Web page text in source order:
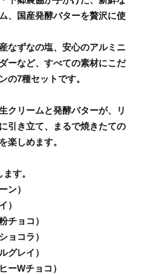
、国産発酵バターを贅沢に使
なずなの塩、安心のアルミニ
ーなど、すべての素材にこだ
の7種セットです。
クリームと発酵バターが、リ
引き立て、まるで焼きたての
楽しめます。
す。
ン）
）
チョコ）
ョコラ）
グレイ）
ーWチョコ）